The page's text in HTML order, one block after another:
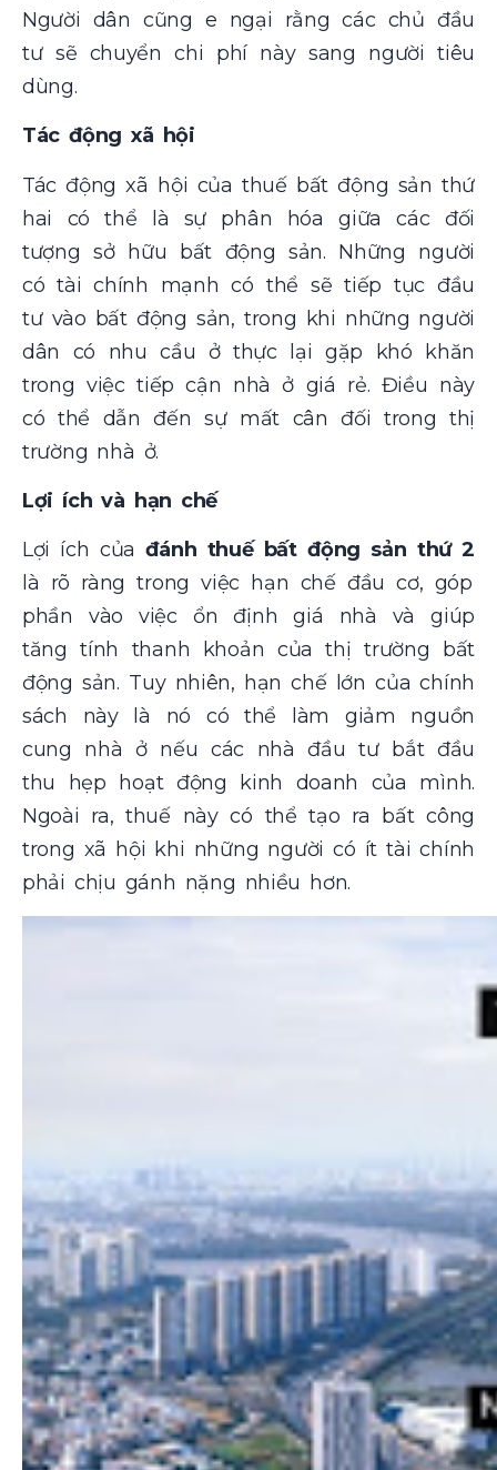
Người dân cũng e ngại rằng các chủ đầu
tư sẽ chuyển chi phí này sang người tiêu
dùng​.
Tác động xã hội
Tác động xã hội của thuế bất động sản thứ
hai có thể là sự phân hóa giữa các đối
tượng sở hữu bất động sản. Những người
có tài chính mạnh có thể sẽ tiếp tục đầu
tư vào bất động sản, trong khi những người
dân có nhu cầu ở thực lại gặp khó khăn
trong việc tiếp cận nhà ở giá rẻ. Điều này
có thể dẫn đến sự mất cân đối trong thị
trường nhà ở​.
Lợi ích và hạn chế
Lợi ích củađánh thuế bất động sản thứ 2
là rõ ràng trong việc hạn chế đầu cơ, góp
phần vào việc ổn định giá nhà và giúp
tăng tính thanh khoản của thị trường bất
động sản​. Tuy nhiên, hạn chế lớn của chính
sách này là nó có thể làm giảm nguồn
cung nhà ở nếu các nhà đầu tư bắt đầu
thu hẹp hoạt động kinh doanh của mình.
Ngoài ra, thuế này có thể tạo ra bất công
trong xã hội khi những người có ít tài chính
phải chịu gánh nặng nhiều hơn​.